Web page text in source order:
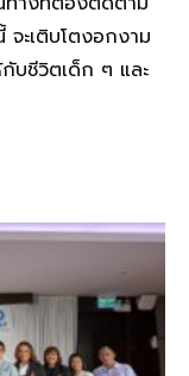
จะเติบโตงอกงาม
กับชีวิตเด็ก ๆ และ